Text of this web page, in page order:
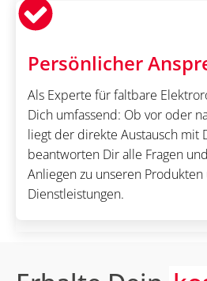
Persönlicher
Als Experte für faltbare
Dich umfassend: Ob vor oder
liegt der direkte Austausch mit
beantworten Dir alle Fragen
Anliegen zu unseren Produkten
Dienstleistungen.